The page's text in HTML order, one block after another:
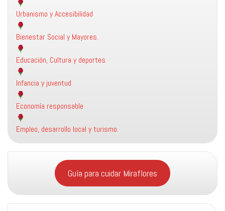
Urbanismo y Accesibilidad
Bienestar Social y Mayores.
Educación, Cultura y deportes
Infancia y juventud
Economía responsable
Empleo, desarrollo local y turismo.
Guía para cuidar Miraflores